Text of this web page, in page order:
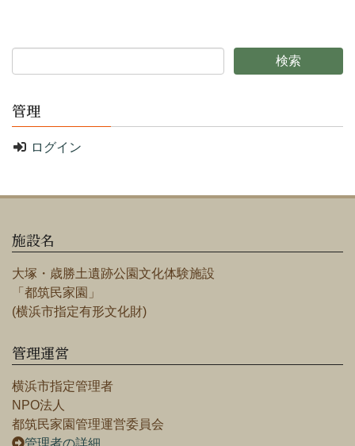
管理
ログイン
施設名
大塚・歳勝土遺跡公園文化体験施設
「都筑民家園」
(横浜市指定有形文化財)
管理運営
横浜市指定管理者
NPO法人
都筑民家園管理運営委員会